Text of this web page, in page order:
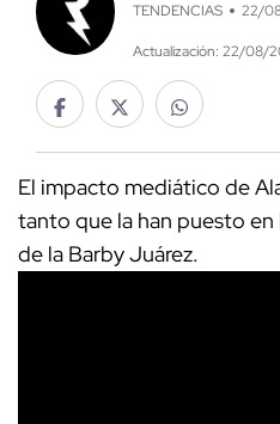
TENDENCIAS 22/
Actualización: 22/08/
El impacto mediático de
tanto que la han puesto en
de la Barby Juárez.